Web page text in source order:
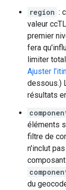
region :
valeur
premier
fera
limiter
Ajuster
dessous.)
résultats
éléments
filtre de
n'inclut
du